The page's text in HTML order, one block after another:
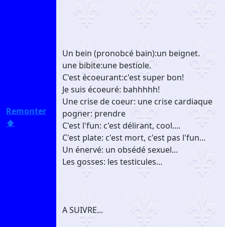
Remonter
⬆️
Un bein (pronobcé bain):un beignet.
une bibite:une bestiole.
C'est écoeurant:c'est super bon!
Je suis écoeuré: bahhhhh!
Une crise de coeur: une crise cardiaque
pogner: prendre
C'est l'fun: c'est délirant, cool....
C'est plate: c'est mort, c'est pas l'fun...
Un énervé: un obsédé sexuel...
Les gosses: les testicules...
A SUIVRE...